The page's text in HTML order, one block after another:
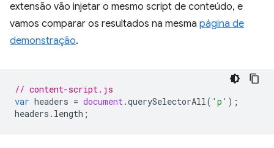
extensão vão injetar o mesmo script de conteúdo, e
vamos comparar os resultados na mesma página de
demonstração.
// content-script.js
var headers = document.querySelectorAll( 'p' );
headers . length ;